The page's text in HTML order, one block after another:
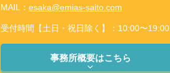
MAIL： esaka@emias-saito.com
受付時間【土日・祝日除く】：10:00〜19:00
事務所概要はこちら